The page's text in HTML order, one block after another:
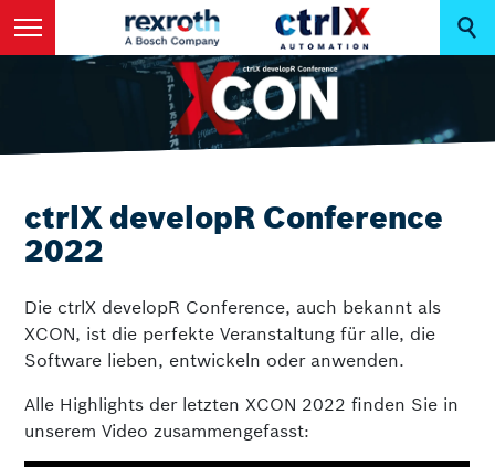
ctrlX developR Conference
2022
Die ctrlX developR Conference, auch bekannt als
XCON, ist die perfekte Veranstaltung für alle, die
Software lieben, entwickeln oder anwenden.
Alle Highlights der letzten XCON 2022 finden Sie in
unserem Video zusammengefasst: